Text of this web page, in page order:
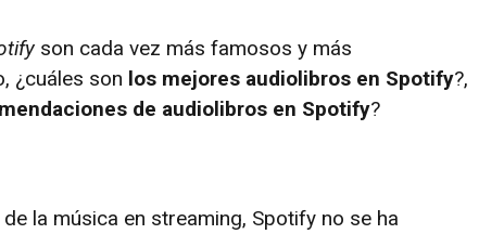
son cada vez más famosos y más
¿cuáles son los mejores audiolibros en Spotify?,
de audiolibros en Spotify?
la música en streaming, Spotify no se ha